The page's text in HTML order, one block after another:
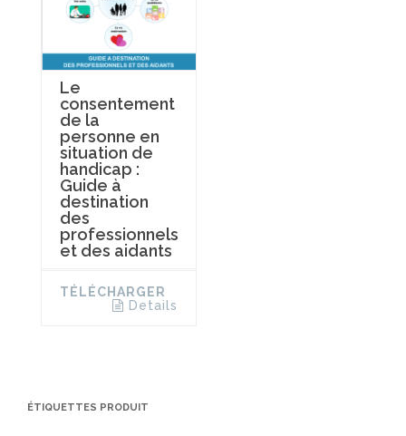
Le
consentement
de la
personne en
situation de
handicap :
Guide à
destination
des
professionnels
et des aidants
TÉLÉCHARGER
Details
ÉTIQUETTES PRODUIT